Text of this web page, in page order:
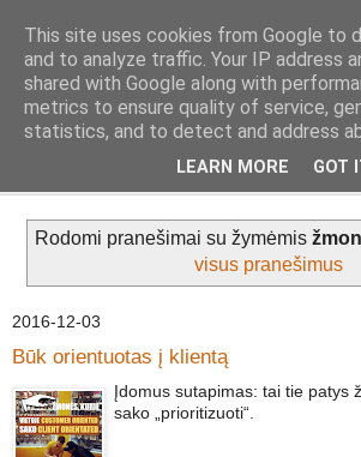
Geležinė Lapė
Tas pats, kas ir Geležinis Vilkas, tik Lapė.
Rodomi pranešimai su žymėmis
visus pranešimus
2016-12-03
Būk orientuotas į klientą
Įdomus sutapimas: tai tie patys
sako „prioritizuoti“.
This site uses cookies from Google to
and to analyze traffic. Your IP address
shared with Google along with
metrics to ensure quality of service,
statistics, and to detect and address
LEARN MORE GOT